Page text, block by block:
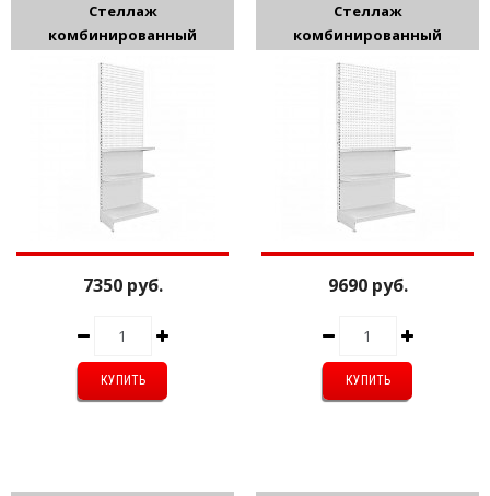
Стеллаж
комбинированный
2350*560*600мм
7350 руб.
Стеллаж
комбинированный
2350*560*900мм
9690 руб.